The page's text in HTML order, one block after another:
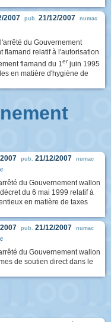
2007 pub. 21/12/2007 numac
du Gouvernement
flamand relatif à l'autorisation
flamand du 1er juin 1995
en matière d'hygiène de
pub. 21/12/2007 numac
du Gouvernement wallon
du 6 mai 1999 relatif à
en matière de taxes
pub. 21/12/2007 numac
du Gouvernement wallon
de soutien direct dans le